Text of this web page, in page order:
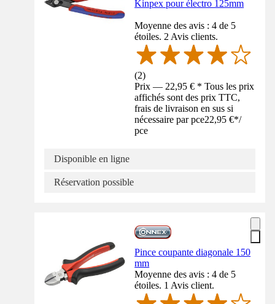
Kinpex pour électro 125mm
Moyenne des avis : 4 de 5
étoiles. 2 Avis clients.
(2)
Prix — 22,95 € * Tous les prix
affichés sont des prix TTC,
frais de livraison en sus si
nécessaire par pce22,95 €*/
pce
Disponible en ligne
Réservation possible
Pince coupante diagonale 150
mm
Moyenne des avis : 4 de 5
étoiles. 1 Avis client.